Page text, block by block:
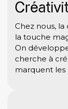
Chez nous, la
la touche
On
cherche à
marquent les